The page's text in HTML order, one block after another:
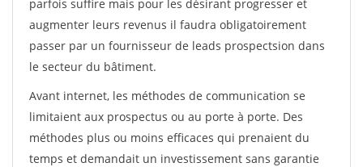
parfois suffire mais pour les désirant progresser et
augmenter leurs revenus il faudra obligatoirement
passer par un fournisseur de leads prospectsion dans
le secteur du bâtiment.
Avant internet, les méthodes de communication se
limitaient aux prospectus ou au porte à porte. Des
méthodes plus ou moins efficaces qui prenaient du
temps et demandait un investissement sans garantie